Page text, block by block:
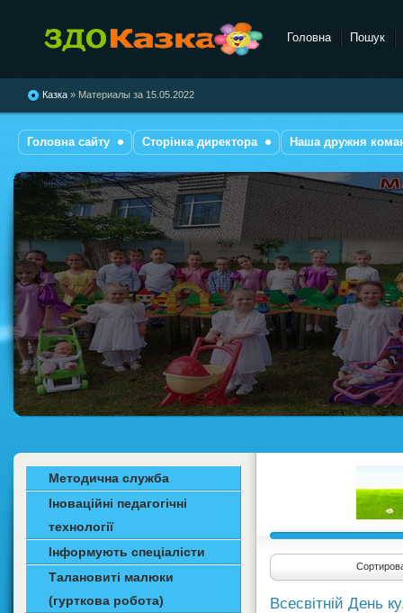
"Казка"
Головна Пошук
Казка » Материалы за 15.05.2022
Головна сайту Сторінка директора Наша дружня
Всесвітній День
Методична служба
Іноваційні педагогічні
технології
Інформують спеціалісти
Талановиті малюки
(гурткова робота)